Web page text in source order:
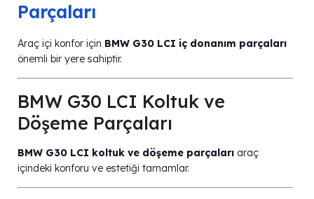
Parçaları
Araç içi konfor için BMW G30 LCI iç donanım parçaları
önemli bir yere sahiptir.
BMW G30 LCI Koltuk ve
Döşeme Parçaları
BMW G30 LCI koltuk ve döşeme parçaları araç
içindeki konforu ve estetiği tamamlar.